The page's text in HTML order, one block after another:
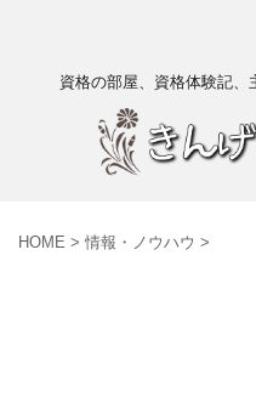
資格の部屋、資格体験記、
HOME > 情報・ノウハウ >